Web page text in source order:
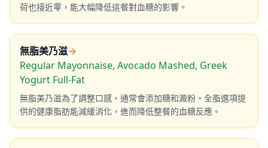
荷也接近零，能大幅降低這餐對血糖的影響。
無脂美乃滋→
Regular Mayonnaise, Avocado Mashed, Greek
Yogurt Full-Fat
無脂美乃滋為了調整口感，通常會添加糖和澱粉。全脂選項提
供的健康脂肪能減緩消化，進而降低整餐的血糖反應。